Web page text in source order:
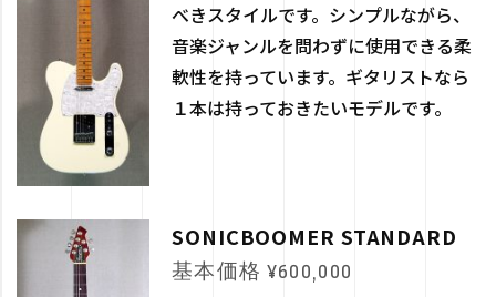
べきスタイルです。シンプルながら、
音楽ジャンルを問わずに使用できる柔
軟性を持っています。ギタリストなら
１本は持っておきたいモデルです。
SONICBOOMER STANDARD
基本価格 ¥600,000